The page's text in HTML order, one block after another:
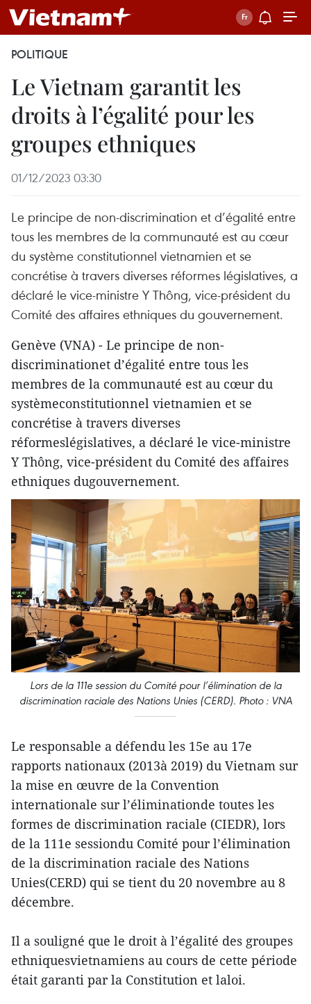
POLITIQUE
Le Vietnam garantit les
droits à l’égalité pour les
groupes ethniques
01/12/2023 03:30
Le principe de non-discrimination et d’égalité entre
tous les membres de la communauté est au cœur
du système constitutionnel vietnamien et se
concrétise à travers diverses réformes législatives, a
déclaré le vice-ministre Y Thông, vice-président du
Comité des affaires ethniques du gouvernement.
Genève (VNA) - Le principe de non-
discriminationet d’égalité entre tous les
membres de la communauté est au cœur du
systèmeconstitutionnel vietnamien et se
concrétise à travers diverses
réformeslégislatives, a déclaré le vice-ministre
Y Thông, vice-président du Comité des affaires
ethniques dugouvernement.
Lors de la 111e session du Comité pour l’élimination de la
discrimination raciale des Nations Unies (CERD). Photo : VNA
Le responsable a défendu les 15e au 17e
rapports nationaux (2013à 2019) du Vietnam sur
la mise en œuvre de la Convention
internationale sur l’éliminationde toutes les
formes de discrimination raciale (CIEDR), lors
de la 111e sessiondu Comité pour l’élimination
de la discrimination raciale des Nations
Unies(CERD) qui se tient du 20 novembre au 8
décembre.
Il a souligné que le droit à l’égalité des groupes
ethniquesvietnamiens au cours de cette période
était garanti par la Constitution et laloi.